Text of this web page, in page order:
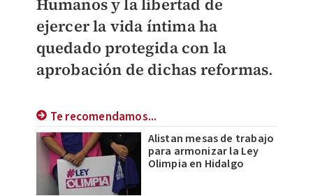
ejercer la vida íntima ha
quedado protegida con la
aprobación de dichas reformas.
Te recomendamos...
Alistan mesas de trabajo
para armonizar la Ley
Olimpia en Hidalgo